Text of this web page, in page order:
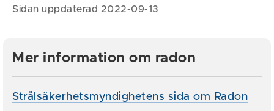
Sidan uppdaterad 2022-09-13
Mer information om radon
Strålsäkerhetsmyndighetens sida om Radon